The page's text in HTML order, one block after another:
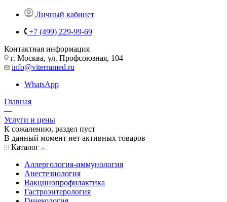
Личный кабинет
+7 (499) 229-99-69
Контактная информация
г. Москва, ул. Профсоюзная, 104
info@viterramed.ru
WhatsApp
Главная
—
Услуги и цены
К сожалению, раздел пуст
В данный момент нет активных товаров
Каталог
Аллергология-иммунология
Анестезиология
Вакцинопрофилактика
Гастроэнтерология